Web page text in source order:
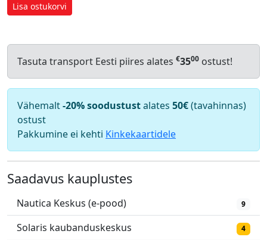
Lisa ostukorvi
Tasuta transport Eesti piires alates €3500 ostust!
Vähemalt-20% soodustustalates 50€(tavahinnas)
ostust
Pakkumine ei kehti Kinkekaartidele
Saadavus kauplustes
Nautica Keskus (e-pood) 9
Solaris kaubanduskeskus 4